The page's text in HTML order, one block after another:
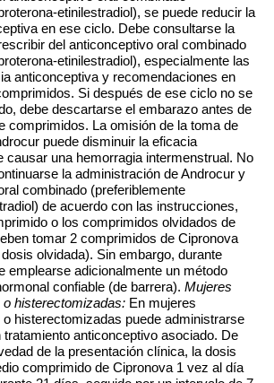
etinilestradiol), se puede reducir la
en ese ciclo. Debe consultarse la
del anticonceptivo oral combinado
etinilestradiol), especialmente las
anticonceptiva y recomendaciones en
Si después de ese ciclo no se
debe descartarse el embarazo antes de
comprimidos. La omisión de la toma de
puede disminuir la eficacia
causar una hemorragia intermenstrual. No
la administración de Androcur y
combinado (preferiblemente
de acuerdo con las instrucciones,
o los comprimidos olvidados de
tomar 2 comprimidos de Cipronova
olvidada). Sin embargo, durante
emplearse adicionalmente un método
confiable (de barrera). Mujeres
histerectomizadas: En mujeres
histerectomizadas puede administrarse
anticonceptivo asociado. De
de la presentación clínica, la dosis
comprimido de Cipronova 1 vez al día